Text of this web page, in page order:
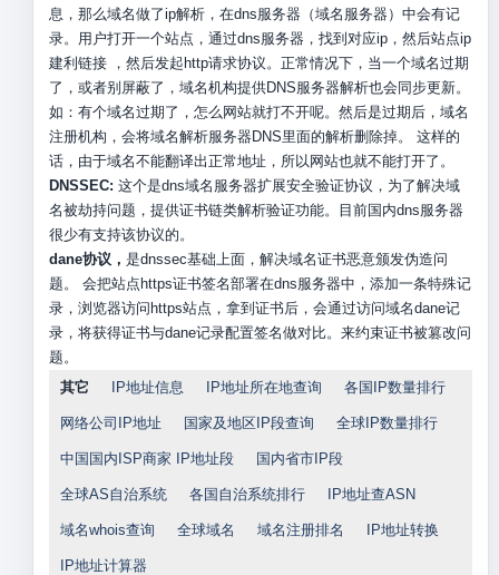
息，那么域名做了ip解析，在dns服务器（域名服务器）中会有记
录。用户打开一个站点，通过dns服务器，找到对应ip，然后站点ip
建利链接 ，然后发起http请求协议。正常情况下，当一个域名过期
了，或者别屏蔽了，域名机构提供DNS服务器解析也会同步更新。
如：有个域名过期了，怎么网站就打不开呢。然后是过期后，域名
注册机构，会将域名解析服务器DNS里面的解析删除掉。 这样的
话，由于域名不能翻译出正常地址，所以网站也就不能打开了。
DNSSEC: 这个是dns域名服务器扩展安全验证协议，为了解决域
名被劫持问题，提供证书链类解析验证功能。目前国内dns服务器
很少有支持该协议的。
dane协议， 是dnssec基础上面，解决域名证书恶意颁发伪造问
题。 会把站点https证书签名部署在dns服务器中，添加一条特殊记
录，浏览器访问https站点，拿到证书后，会通过访问域名dane记
录，将获得证书与dane记录配置签名做对比。来约束证书被篡改问
题。
其它
IP地址信息 IP地址所在地查询 各国IP数量排行
网络公司IP地址 国家及地区IP段查询 全球IP数量排行
中国国内ISP商家 IP地址段 国内省市IP段
全球AS自治系统 各国自治系统排行 IP地址查ASN
域名whois查询 全球域名 域名注册排名 IP地址转换
IP地址计算器